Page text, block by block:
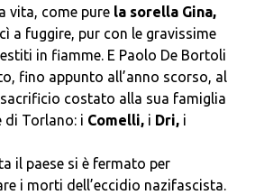
vita, come pure la sorella Gina,
a fuggire, pur con le gravissime
in fiamme. E Paolo De Bortoli
fino appunto all’anno scorso, al
costato alla sua famiglia
di Torlano: i Comelli, i Dri, i
il paese si è fermato per
i morti dell’eccidio nazifascista.